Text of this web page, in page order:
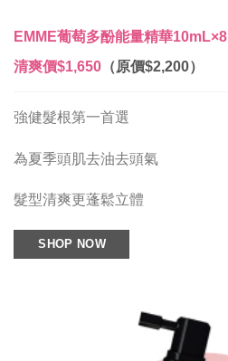
EMME葡萄多酚能量精華10mL×8
清爽價$1,650 （原價$2,200）
強健髮根第一首選
為夏季頭肌去油去頭氣
髮型清爽更蓬鬆立體
SHOP NOW